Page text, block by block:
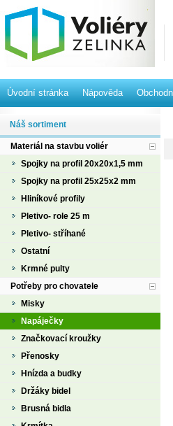
Úvodní stránka Nápověda
Náš sortiment
Materiál na stavbu voliér
Spojky na profil 20x20x1,5 mm
Spojky na profil 25x25x2 mm
Hliníkové profily
Pletivo- role 25 m
Pletivo- stříhané
Ostatní
Krmné pulty
Potřeby pro chovatele
Misky
Napáječky
Značkovací kroužky
Přenosky
Hnízda a budky
Držáky bidel
Brusná bidla